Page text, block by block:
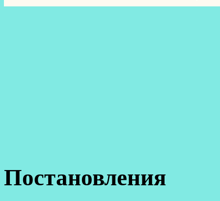
Постановления